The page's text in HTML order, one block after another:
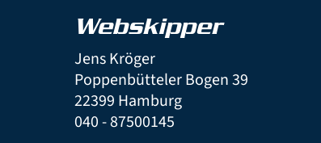
Webskipper
Jens Kröger
Poppenbütteler Bogen 39
22399 Hamburg
040 - 87500145